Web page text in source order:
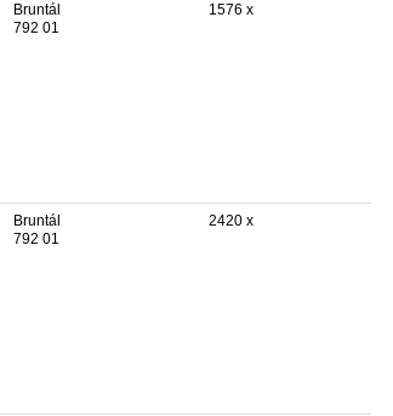
Bruntál
792 01
1576 x
Bruntál
792 01
2420 x